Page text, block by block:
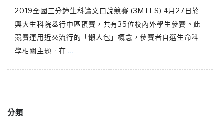
2019全國三分鐘生科論文口說競賽 (3MTLS) 4月27日於
興大生科院舉行中區預賽，共有35位校內外學生參賽。此
競賽運用近來流行的「懶人包」概念，參賽者自選生命科
學相關主題，在 …
分類